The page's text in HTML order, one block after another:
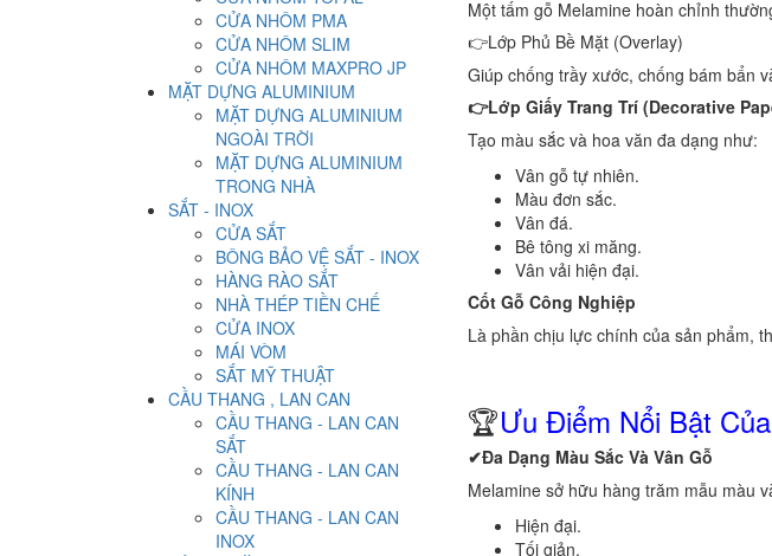
Một tấm gỗ Melamine hoàn chỉnh
👉Lớp Phủ Bề Mặt (Overlay)
Giúp chống trầy xước, chống bám bẩn
👉Lớp Giấy Trang Trí (Decorative
Tạo màu sắc và hoa văn đa dạng như:
Vân gỗ tự nhiên.
Màu đơn sắc.
Vân đá.
Bê tông xi măng.
Vân vải hiện đại.
Cốt Gỗ Công Nghiệp
Là phần chịu lực chính của sản phẩm,
🏆Ưu Điểm Nổi Bật
✔Đa Dạng Màu Sắc Và Vân Gỗ
Melamine sở hữu hàng trăm mẫu màu
Hiện đại.
Tối giản.
CỬA NHÔM PMA
CỬA NHÔM SLIM
CỬA NHÔM MAXPRO JP
MẶT DỰNG ALUMINIUM
MẶT DỰNG ALUMINIUM
NGOÀI TRỜI
MẶT DỰNG ALUMINIUM
TRONG NHÀ
SẮT - INOX
CỬA SẮT
BÔNG BẢO VỆ SẮT - INOX
HÀNG RÀO SẮT
NHÀ THÉP TIỀN CHẾ
CỬA INOX
MÁI VÒM
SẮT MỸ THUẬT
CẦU THANG , LAN CAN
CẦU THANG - LAN CAN
SẮT
CẦU THANG - LAN CAN
KÍNH
CẦU THANG - LAN CAN
INOX